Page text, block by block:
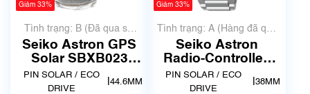
Giảm 33%
Tình trạng: B (Đã qua sử
dụng, hàng đẹp, có chút
xước dăm)
Seiko Astron GPS
Solar SBXB023
(8X82-0AB0)
PIN SOLAR / ECO
DRIVE
44.6MM
Giảm 33%
Tình trạng: A (Hàng đã qua
sử dụng nhưng rất đẹp,
không có xước)
Seiko Astron
Radio-Controlled
Solar Titanium
SBXY099
PIN SOLAR / ECO
DRIVE
38MM